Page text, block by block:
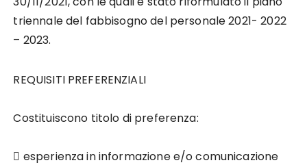
triennale del fabbisogno del personale2021- 2022
– 2023.
REQUISITI PREFERENZIALI
Costituiscono titolo di preferenza:
 esperienza in informazione e/o comunicazione